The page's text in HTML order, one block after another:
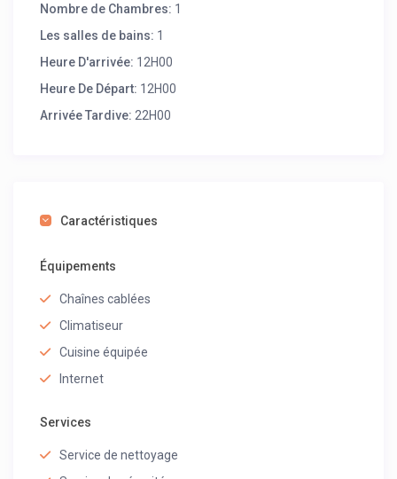
Nombre de Chambres: 1
Les salles de bains: 1
Heure D'arrivée: 12H00
Heure De Départ: 12H00
Arrivée Tardive: 22H00
Caractéristiques
Équipements
Chaînes cablées
Climatiseur
Cuisine équipée
Internet
Services
Service de nettoyage